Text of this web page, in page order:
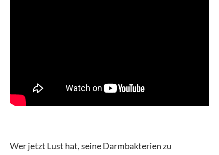
Wer jetzt Lust hat, seine Darmbakterien zu